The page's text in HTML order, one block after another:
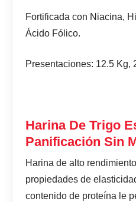
Fortificada con Niacina,
Ácido Fólico.
Presentaciones: 12.5 Kg,
Harina De Trigo
Panificación Sin
Harina de alto
propiedades de
contenido de proteína le